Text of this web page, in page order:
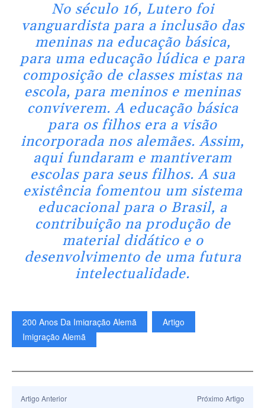
No século 16, Lutero foi
vanguardista para a inclusão das
meninas na educação básica,
para uma educação lúdica e para
composição de classes mistas na
escola, para meninos e meninas
conviverem. A educação básica
para os filhos era a visão
incorporada nos alemães. Assim,
aqui fundaram e mantiveram
escolas para seus filhos. A sua
existência fomentou um sistema
educacional para o Brasil, a
contribuição na produção de
material didático e o
desenvolvimento de uma futura
intelectualidade.
200 Anos Da Imigração Alemã
Artigo
Imigração Alemã
Artigo Anterior Próximo Artigo